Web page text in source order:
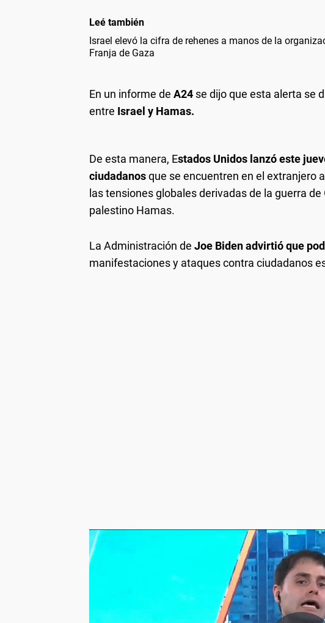
Leé también
Israel elevó la cifra de rehenes a manos de la
Franja de Gaza
En un informe de A24 se dijo que esta alerta se
entre Israel y Hamas.
De esta manera, Estados Unidos lanzó este
ciudadanosque se encuentren en el extranjero
las tensiones globales derivadas de la guerra
palestino Hamas.
La Administración de Joe Biden advirtió que
manifestaciones y ataques contra ciudadanos